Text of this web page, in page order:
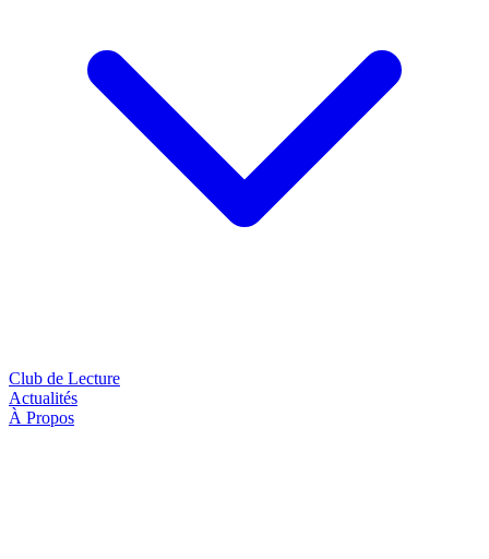
Club de Lecture
Actualités
À Propos